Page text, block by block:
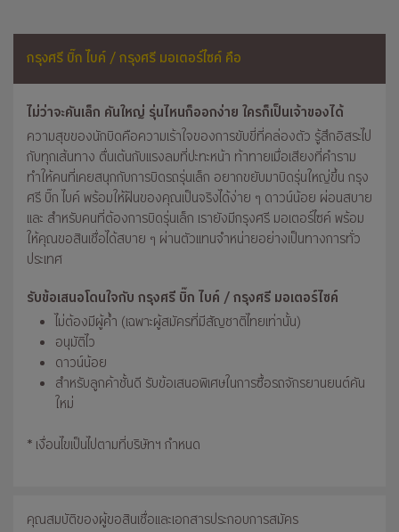
กรุงศรี บิ๊ก ไบค์ / กรุงศรี มอเตอร์ไซค์ คือ
ไม่ว่าจะคันเล็ก คันใหญ่ รุ่นไหนก็ออกง่าย ใครก็เป็นเจ้าของได้
ความสุขของนักบิดคือความเร้าใจของการขับขี่ที่คล่องตัว รู้สึกอิสระไป
กับทุกเส้นทาง ตื่นเต้นกับแรงลมที่ปะทะหน้า ท้าทายเมื่อเสียงที่คำราม
ทำให้คนที่เคยสนุกกับการบิดรถรุ่นเล็ก อยากขยับมาบิดรุ่นใหญ่ขึ้น กรุง
ศรี บิ๊ก ไบค์ พร้อมให้ฝันของคุณเป็นจริงได้ง่าย ๆ ดาวน์น้อย ผ่อนสบาย
และ สำหรับคนที่ต้องการบิดรุ่นเล็ก เรายังมีกรุงศรี มอเตอร์ไซค์ พร้อม
ให้คุณขอสินเชื่อได้สบาย ๆ ผ่านตัวแทนจำหน่ายอย่างเป็นทางการทั่ว
ประเทศ
รับข้อเสนอโดนใจกับ กรุงศรี บิ๊ก ไบค์ / กรุงศรี มอเตอร์ไซค์
ไม่ต้องมีผู้ค้ำ (เฉพาะผู้สมัครที่มีสัญชาติไทยเท่านั้น)
อนุมัติไว
ดาวน์น้อย
สำหรับลูกค้าชั้นดี รับข้อเสนอพิเศษในการซื้อรถจักรยานยนต์คัน
ใหม่
* เงื่อนไขเป็นไปตามที่บริษัทฯ กำหนด
คุณสมบัติของผู้ขอสินเชื่อและเอกสารประกอบการสมัคร